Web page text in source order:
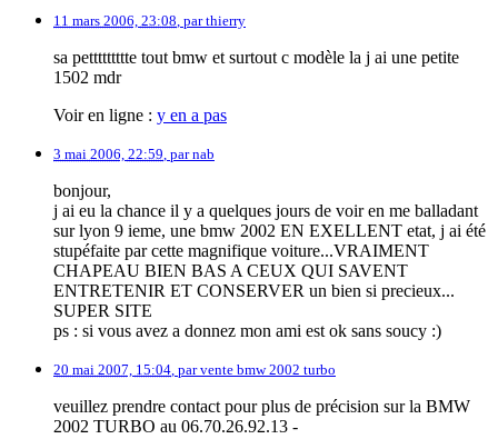
11 mars 2006, 23:08, parthierry
sa pettttttttte tout bmw et surtout c modèle la j ai une petite
1502 mdr
Voir en ligne : y en a pas
3 mai 2006, 22:59, parnab
bonjour,
j ai eu la chance il y a quelques jours de voir en me balladant
sur lyon 9 ieme, une bmw 2002 EN EXELLENT etat, j ai été
stupéfaite par cette magnifique voiture...VRAIMENT
CHAPEAU BIEN BAS A CEUX QUI SAVENT
ENTRETENIR ET CONSERVER un bien si precieux...
SUPER SITE
ps : si vous avez a donnez mon ami est ok sans soucy :)
20 mai 2007, 15:04, parvente bmw 2002 turbo
veuillez prendre contact pour plus de précision sur la BMW
2002 TURBO au 06.70.26.92.13 -